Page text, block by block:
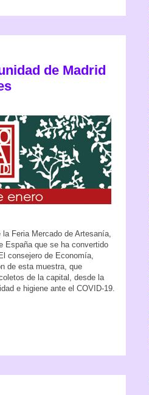
de Madrid
Feria Mercado de Artesanía,
España que se ha convertido
consejero de Economía,
de esta muestra, que
de la capital, desde la
e higiene ante el COVID-19.